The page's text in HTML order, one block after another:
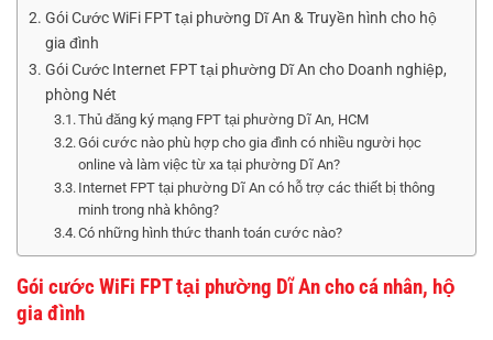
Gói Cước WiFi FPT tại phường Dĩ An & Truyền hình cho hộ
gia đình
Gói Cước Internet FPT tại phường Dĩ An cho Doanh nghiệp,
phòng Nét
Thủ đăng ký mạng FPT tại phường Dĩ An, HCM
Gói cước nào phù hợp cho gia đình có nhiều người học
online và làm việc từ xa tại phường Dĩ An?
Internet FPT tại phường Dĩ An có hỗ trợ các thiết bị thông
minh trong nhà không?
Có những hình thức thanh toán cước nào?
Gói cước WiFi FPT tại phường Dĩ An cho cá nhân, hộ
gia đình